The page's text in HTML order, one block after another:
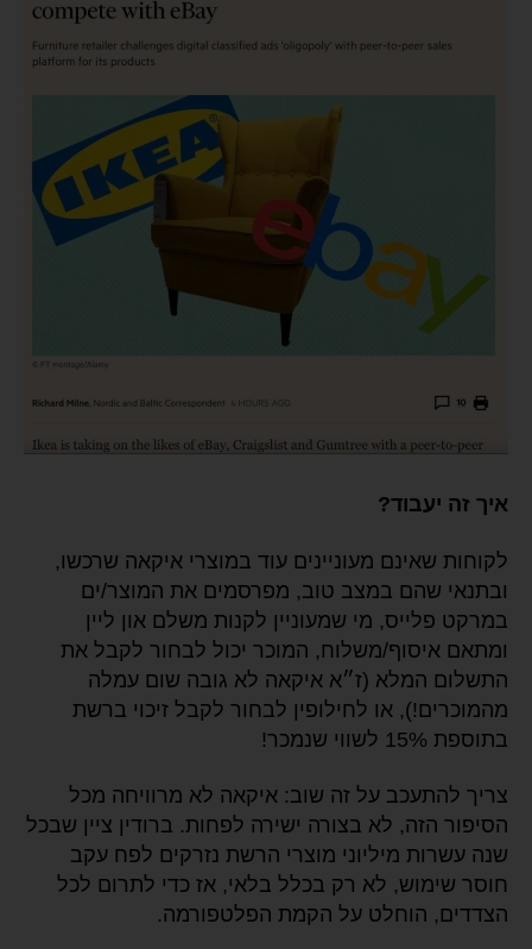
איך זה יעבוד?
לקוחות שאינם מעוניינים עוד במוצרי איקאה שרכשו,
ובתנאי שהם במצב טוב, מפרסמים את המוצר/ים
במרקט פלייס, מי שמעוניין לקנות משלם און ליין
ומתאם איסוף/משלוח, המוכר יכול לבחור לקבל את
התשלום המלא (ז״א איקאה לא גובה שום עמלה
מהמוכרים!), או לחילופין לבחור לקבל זיכוי ברשת
בתוספת 15% לשווי שנמכר!
צריך להתעכב על זה שוב: איקאה לא מרוויחה מכל
הסיפור הזה, לא בצורה ישירה לפחות. ברודין ציין שבכל
שנה עשרות מיליוני מוצרי הרשת נזרקים לפח עקב
חוסר שימוש, לא רק בכלל בלאי, אז כדי לתרום לכל
הצדדים, הוחלט על הקמת הפלטפורמה.